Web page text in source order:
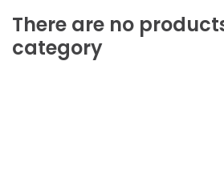
There are no
category